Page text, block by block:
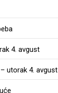
4. avgust
utorak 4. avgust